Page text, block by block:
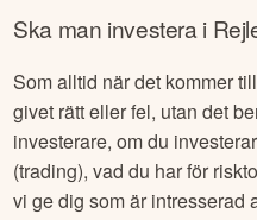
Ska man investera i
Som alltid när det kommer
givet rätt eller fel, utan det
investerare, om du
(trading), vad du har för
vi ge dig som är intresserad